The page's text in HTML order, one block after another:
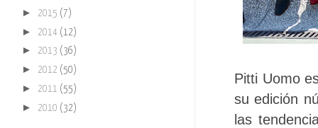
Pitti Uomo
su edición
las
► 2015 (7)
► 2014 (12)
► 2013 (36)
► 2012 (50)
► 2011 (55)
► 2010 (32)